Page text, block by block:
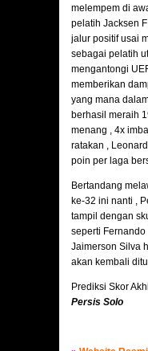
melempem di
pelatih Jacksen
jalur positif usai
sebagai pelatih
mengantongi
memberikan
yang mana
berhasil meraih
menang , 4x
ratakan ,
poin per laga
Bertandang
ke-32 ini nanti ,
tampil dengan
seperti
Jaimerson Silva
akan kembali
Prediksi Skor
Persis Solo